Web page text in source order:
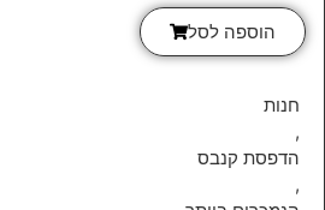
הוספה לסל
חנות
,
הדפסת קנבס
,